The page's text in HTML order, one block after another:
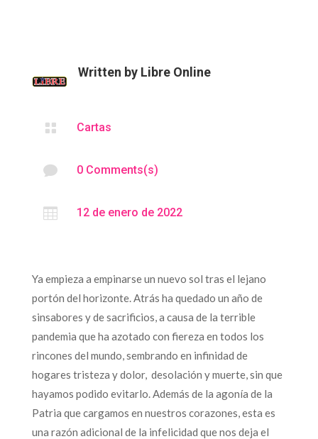
Written by Libre Online
 Cartas
 0 Comments(s)
 12 de enero de 2022
Ya empieza a empinarse un nuevo sol tras el lejano
portón del horizonte. Atrás ha quedado un año de
sinsabores y de sacrificios, a causa de la terrible
pandemia que ha azotado con fiereza en todos los
rincones del mundo, sembrando en infinidad de
hogares tristeza y dolor, desolación y muerte, sin que
hayamos podido evitarlo. Además de la agonía de la
Patria que cargamos en nuestros corazones, esta es
una razón adicional de la infelicidad que nos deja el